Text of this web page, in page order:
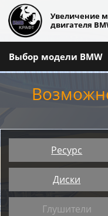
Увеличение
двигателя
Выбор модели BMW
Ресурс
Диски
Глушители